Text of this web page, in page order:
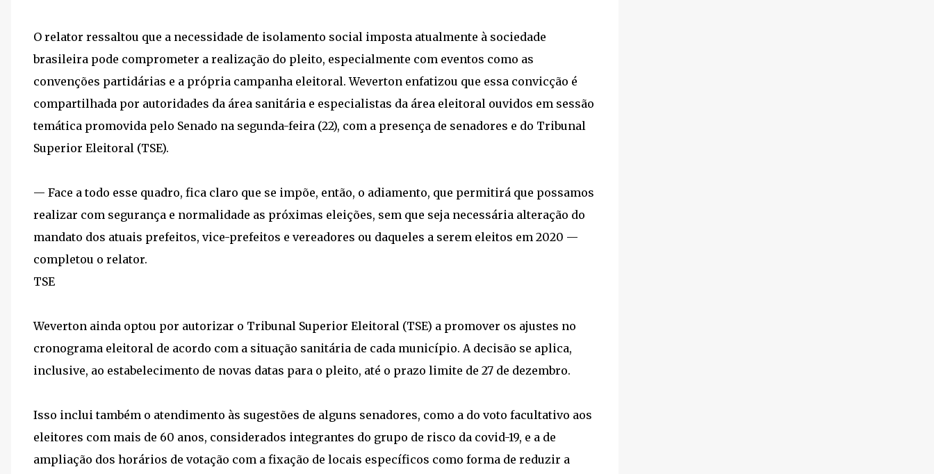
O relator ressaltou que a necessidade de isolamento social imposta atualmente à sociedade
brasileira pode comprometer a realização do pleito, especialmente com eventos como as
convenções partidárias e a própria campanha eleitoral. Weverton enfatizou que essa convicção é
compartilhada por autoridades da área sanitária e especialistas da área eleitoral ouvidos em sessão
temática promovida pelo Senado na segunda-feira (22), com a presença de senadores e do Tribunal
Superior Eleitoral (TSE).
— Face a todo esse quadro, fica claro que se impõe, então, o adiamento, que permitirá que possamos
realizar com segurança e normalidade as próximas eleições, sem que seja necessária alteração do
mandato dos atuais prefeitos, vice-prefeitos e vereadores ou daqueles a serem eleitos em 2020 —
completou o relator.
TSE
Weverton ainda optou por autorizar o Tribunal Superior Eleitoral (TSE) a promover os ajustes no
cronograma eleitoral de acordo com a situação sanitária de cada município. A decisão se aplica,
inclusive, ao estabelecimento de novas datas para o pleito, até o prazo limite de 27 de dezembro.
Isso inclui também o atendimento às sugestões de alguns senadores, como a do voto facultativo aos
eleitores com mais de 60 anos, considerados integrantes do grupo de risco da covid-19, e a de
ampliação dos horários de votação com a fixação de locais específicos como forma de reduzir a